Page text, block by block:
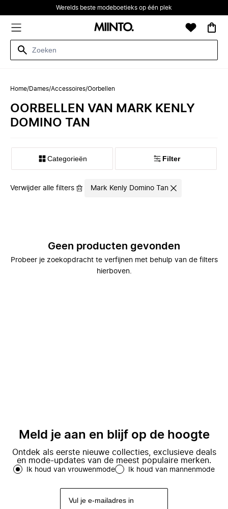
Werelds beste modeboetieks op één plek
Home/Dames/Accessoires/Oorbellen
OORBELLEN VAN MARK KENLY
DOMINO TAN
Categorieën Filter
Verwijder alle filters Mark Kenly Domino Tan
Geen producten gevonden
Probeer je zoekopdracht te verfijnen met behulp van de filters
hierboven.
Meld je aan en blijf op de hoogte
Ontdek als eerste nieuwe collecties, exclusieve deals
en mode-updates van de meest populaire merken.
Ik houd van vrouwenmode Ik houd van mannenmode